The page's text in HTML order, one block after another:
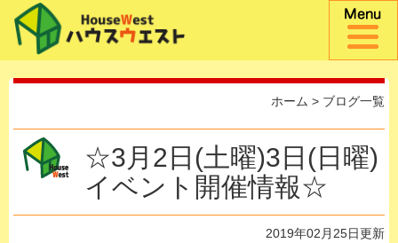
ホーム > ブログ一覧
☆3月2日(土曜)3日(日曜)
イベント開催情報☆
2019年02月25日更新